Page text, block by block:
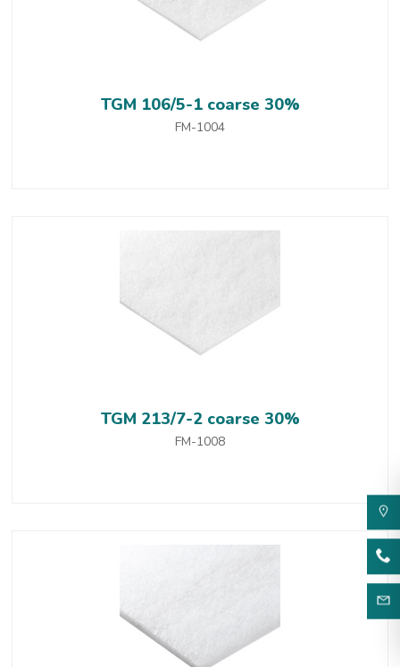
TGM 106/5-1 coarse 30%
FM-1004
TGM 213/7-2 coarse 30%
FM-1008